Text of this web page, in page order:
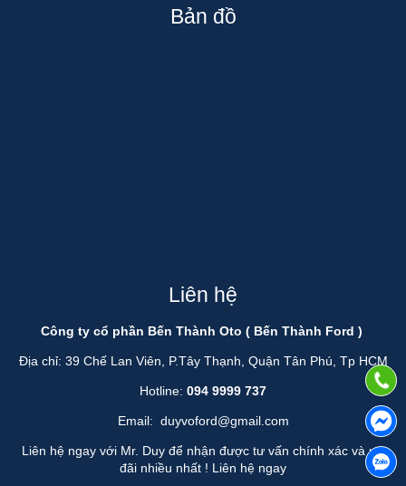
Bản đồ
Liên hệ
Công ty cổ phần Bến Thành Oto ( Bến Thành Ford )
Địa chỉ: 39 Chế Lan Viên, P.Tây Thạnh, Quận Tân Phú, Tp HCM
Hotline: 094 9999 737
Email: duyvoford@gmail.com
Liên hệ ngay với Mr. Duy để nhận được tư vấn chính xác và ưu
đãi nhiều nhất ! Liên hệ ngay